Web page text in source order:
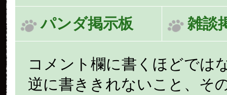
パンダ掲示板 雑談
コメント欄に書くほどでは
逆に書ききれないこと、そ